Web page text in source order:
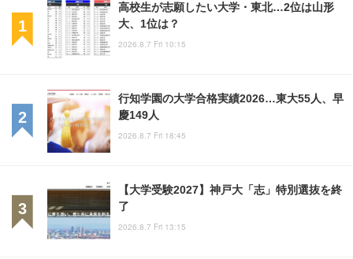
高校生が志願したい大学・東北…2位は山形
大、1位は？
2026.8.7 Fri 10:15
行知学園の大学合格実績2026…東大55人、早
慶149人
2026.8.7 Fri 18:45
【大学受験2027】神戸大「志」特別選抜を終
了
2026.8.7 Fri 13:15